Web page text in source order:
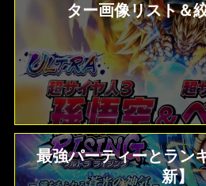
ター画像リスト＆
最強パーティーとランキング！【5/24更
新】